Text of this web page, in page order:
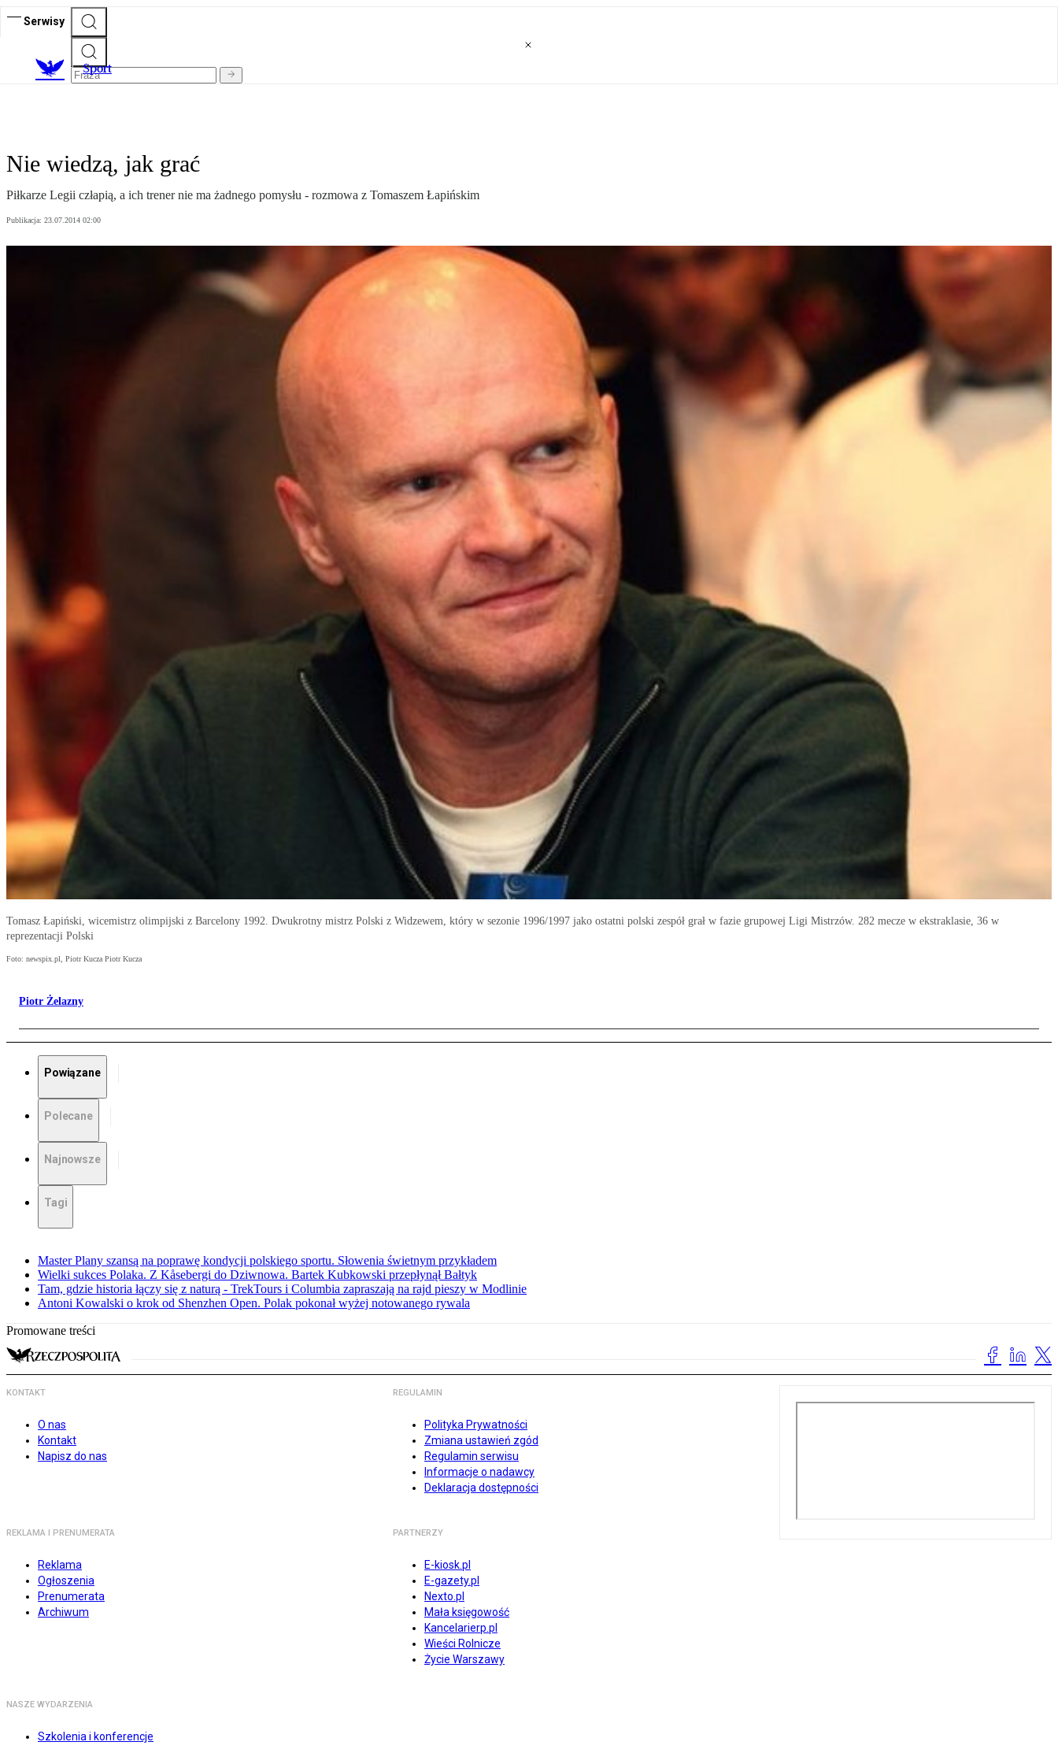
Serwisy
Sport
Nie wiedzą, jak grać
Piłkarze Legii człapią, a ich trener nie ma żadnego pomysłu - rozmowa z Tomaszem Łapińskim
Publikacja: 23.07.2014 02:00
Tomasz Łapiński, wicemistrz olimpijski z Barcelony 1992. Dwukrotny mistrz Polski z Widzewem, który w sezonie 1996/1997 jako ostatni polski zespół grał w fazie grupowej Ligi Mistrzów. 282 mecze w ekstraklasie, 36 w
reprezentacji Polski
Foto: newspix.pl, Piotr Kucza Piotr Kucza
Piotr Żelazny
Powiązane
Polecane
Najnowsze
Tagi
Master Plany szansą na poprawę kondycji polskiego sportu. Słowenia świetnym przykładem
Wielki sukces Polaka. Z Kåsebergi do Dziwnowa. Bartek Kubkowski przepłynął Bałtyk
Tam, gdzie historia łączy się z naturą - TrekTours i Columbia zapraszają na rajd pieszy w Modlinie
Antoni Kowalski o krok od Shenzhen Open. Polak pokonał wyżej notowanego rywala
Promowane treści
KONTAKT
O nas
Kontakt
Napisz do nas
REGULAMIN
Polityka Prywatności
Zmiana ustawień zgód
Regulamin serwisu
Informacje o nadawcy
Deklaracja dostępności
REKLAMA I PRENUMERATA
Reklama
Ogłoszenia
Prenumerata
Archiwum
PARTNERZY
E-kiosk.pl
E-gazety.pl
Nexto.pl
Mała księgowość
Kancelarierp.pl
Wieści Rolnicze
Życie Warszawy
NASZE WYDARZENIA
Szkolenia i konferencje